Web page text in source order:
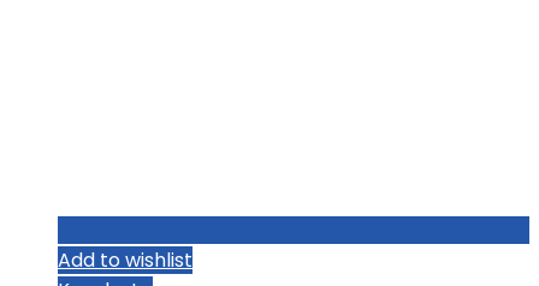
Add to wishlist